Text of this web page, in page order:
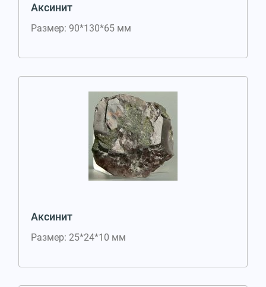
Аксинит
Размер: 90*130*65 мм
Аксинит
Размер: 25*24*10 мм